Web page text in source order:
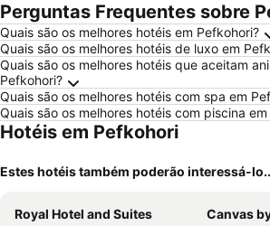
Perguntas Frequentes sobre
Quais são os melhores hotéis em Pefkohori?
Quais são os melhores hotéis de luxo em
Quais são os melhores hotéis que aceitam
Pefkohori?
Quais são os melhores hotéis com spa em
Quais são os melhores hotéis com piscina
Hotéis em Pefkohori
Estes hotéis também poderão interessá-
Royal Hotel and Suites
Canvas by